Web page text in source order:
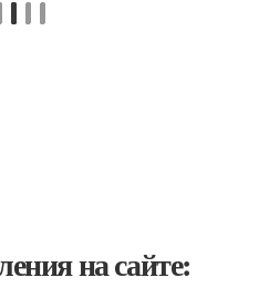
на сайте: